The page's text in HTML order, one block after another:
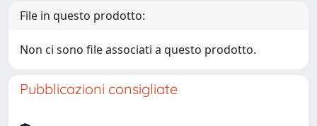
File in questo prodotto:
Non ci sono file associati a questo prodotto.
Pubblicazioni consigliate